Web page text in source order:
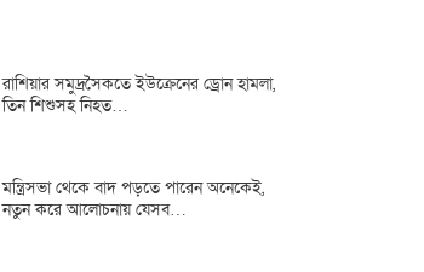
রাশিয়ার সমুদ্রসৈকতে ইউক্রেনের ড্রোন হামলা,
তিন শিশুসহ নিহত…
মন্ত্রিসভা থেকে বাদ পড়তে পারেন অনেকেই,
নতুন করে আলোচনায় যেসব…